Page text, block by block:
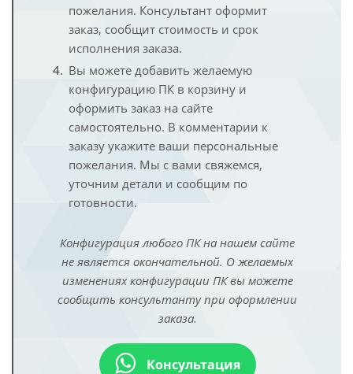
пожелания. Консультант оформит
заказ, сообщит стоимость и срок
исполнения заказа.
Вы можете добавить желаемую
конфигурацию ПК в корзину и
оформить заказ на сайте
самостоятельно. В комментарии к
заказу укажите ваши персональные
пожелания. Мы с вами свяжемся,
уточним детали и сообщим по
готовности.
Конфигурация любого ПК на нашем сайте
не является окончательной. О желаемых
изменениях конфигурации ПК вы можете
сообщить консультанту при оформлении
заказа.
Консультация